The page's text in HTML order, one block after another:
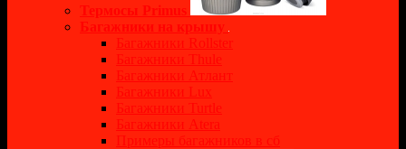
Термосы Primus
Багажники на крышу
Багажники Rollster
Багажники Thule
Багажники Атлант
Багажники Lux
Багажники Turtle
Багажники Atera
Примеры багажников в сб